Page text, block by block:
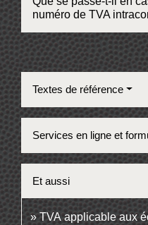
numéro de TVA
Textes de référence
Services en ligne et
Et aussi
TVA applicable aux